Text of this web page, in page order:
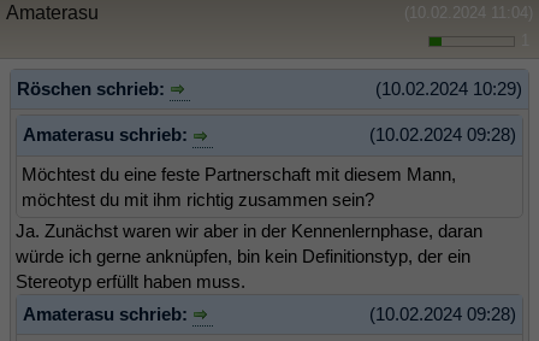
(10.02.2024 11:04)
Amaterasu
(10.02.2024 10:29)
Röschen schrieb:
(10.02.2024 09:28)
Amaterasu schrieb:
Möchtest du eine feste Partnerschaft mit diesem Mann,
möchtest du mit ihm richtig zusammen sein?
Ja. Zunächst waren wir aber in der Kennenlernphase, daran
würde ich gerne anknüpfen, bin kein Definitionstyp, der ein
Stereotyp erfüllt haben muss.
(10.02.2024 09:28)
Amaterasu schrieb: